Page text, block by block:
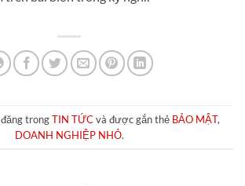
trongTIN TỨCvà được gắn thẻ BẢO MẬT,
DOANH NGHIỆP NHỎ.